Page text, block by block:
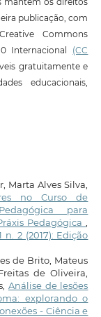
publicação, com
Commons
Internacional (CC
gratuitamente e
educacionais,
Alves Silva,
no Curso de
para
Pedagógica
n. 2 (2017): Edição
de Brito, Mateus
de Oliveira,
Análise de lesões
explorando o
- Ciência e